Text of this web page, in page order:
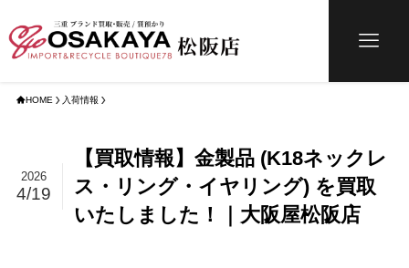
HOME 入荷情報
【買取情報】金製品 (K18ネックレ
ス・リング・イヤリング) を買取
いたしました！｜大阪屋松阪店
2026
4/19